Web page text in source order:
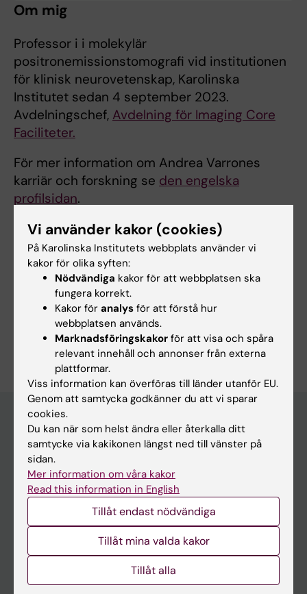
Om mig
Professor i i molekylär
positronemissionstomografi vid institutionen
för klinisk neurovetenskap, Karolinska
Institutet sedan 4 september 2023.
Avdelningschef, Avdelning för Imaging Core
Faciliteter.
För mer information om Andrea Varrones
karriär och forskning se den engelska
profilsidan.
Forskningsområden:
Neurologi
Neurovetenskaper
Radiologi och bildbehandling
Är du Andrea Varrone?
Redigera din profil
Huvudmeny
Utbildning
Forskarutbildning
På gång
Vi använder kakor (cookies)
På Karolinska Institutets webbplats använder vi
kakor för olika syften:
Nödvändiga kakor för att webbplatsen ska
fungera korrekt.
Kakor för analys för att förstå hur
webbplatsen används.
Marknadsföringskakor för att visa och spåra
relevant innehåll och annonser från externa
plattformar.
Viss information kan överföras till länder utanför EU.
Genom att samtycka godkänner du att vi sparar
cookies.
Du kan när som helst ändra eller återkalla ditt
samtycke via kakikonen längst ned till vänster på
sidan.
Mer information om våra kakor
Read this information in English
Tillåt endast nödvändiga
Tillåt mina valda kakor
Tillåt alla